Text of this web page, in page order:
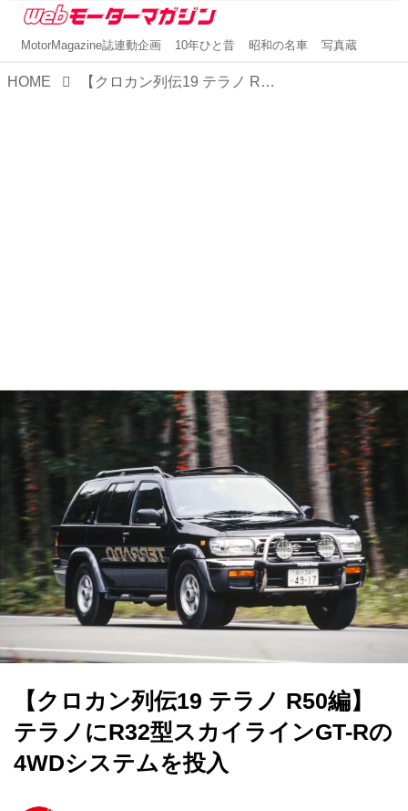
MotorMagazine誌連動企画 10年ひと昔 昭和の名車 写真蔵
HOME 【クロカン列伝19 テラノ R50編】テラノにR32型スカイラインGT-Rの4WDシステムを投入
【クロカン列伝19 テラノ R50編】
テラノにR32型スカイラインGT-Rの
4WDシステムを投入